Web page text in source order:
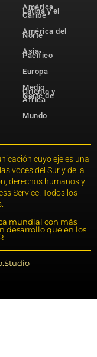
América
Latina y el
Caribe
América del
Norte
Asia-
Pacífico
Europa
Medio
Oriente y
Norte de
África
Mundo
cuyo eje es una
voces del Sur y de la
derechos humanos y
Service. Todos los
mundial con más
desarrollo que en los